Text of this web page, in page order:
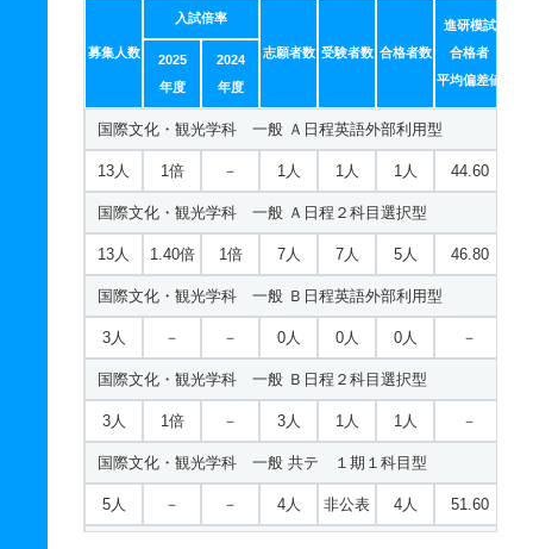
ファッション社会学科 一般 Ｂ日程英語外部利用型
－
ファッション社会学科 一般 Ｂ日程２科目選択型
5人 1倍 2倍 5人 2人 2人 －
ファッション社会学科 一般 共テ １期１科目型
7人 － － 11人 非公表 10人 49.50
ファッション社会学科 一般 共テ １期２科目型
7人 － － 8人 非公表 7人 53.70
ファッション社会学科 一般 ニ ２期１科目型
3人 － － 2人 非公表 2人 －
ファッション社会学科 一般 ニ ２期２科目型
3人 － － 1人 非公表 1人 －
ファッション社会学科 推薦 推薦型公募制２期
デザイン・造形学科 一般 ニ ２期２科目型
－ －
デザイン・造形学科 推薦 推薦型公募制２期
5人 － － 1人 非公表 1人 －
デザイン・造形学科 推薦 推薦型公募制１期
30人 － － 64人 非公表 64人 －
建築・インテリア学科 一般 Ａ日程英語外部利用型
14人 1.10倍 － 9人 9人 8人 42.10
建築・インテリア学科 一般 Ａ日程２科目選択型
14人 1.60倍 1.20倍 39人 38人 24人 42.30
建築・インテリア学科 一般 Ｂ日程英語外部利用型
4人 1倍 － 3人 2人 2人 －
建築・インテリア学科 一般 Ｂ日程２科目選択型
募集人数
入試倍率
志願者数 受験者数 合格者数
進研模試
合格者
平均偏差値
2025
年度
2024
年度
国際文化・観光学科 一般 Ａ日程英語外部利用型
13人 1倍 － 1人 1人 1人 44.60
国際文化・観光学科 一般 Ａ日程２科目選択型
13人 1.40倍 1倍 7人 7人 5人 46.80
国際文化・観光学科 一般 Ｂ日程英語外部利用型
3人 － － 0人 0人 0人 －
国際文化・観光学科 一般 Ｂ日程２科目選択型
3人 1倍 － 3人 1人 1人 －
国際文化・観光学科 一般 共テ １期１科目型
5人 － － 4人 非公表 4人 51.60